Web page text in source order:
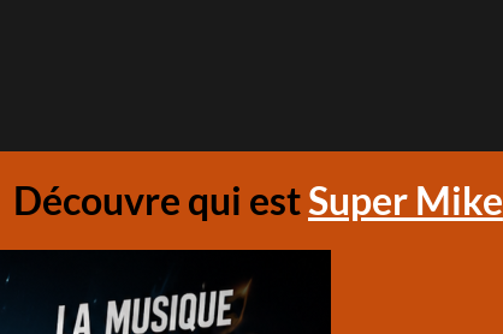
Découvre qui estSuper Mike